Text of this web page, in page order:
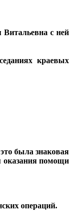
с ней
краевых
была знаковая
оказания помощи
операций.